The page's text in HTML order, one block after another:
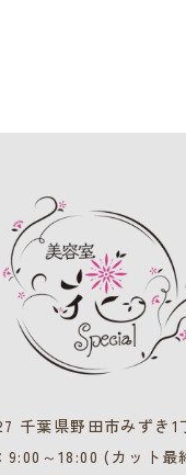
千葉県野田市みずき1
9:00～18:00 (カット最